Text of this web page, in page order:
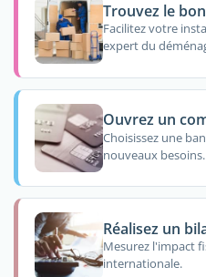
Trouvez le
Facilitez votre
expert du
Ouvrez un
Choisissez une
nouveaux besoins.
Réalisez un
Mesurez l'impact
internationale.